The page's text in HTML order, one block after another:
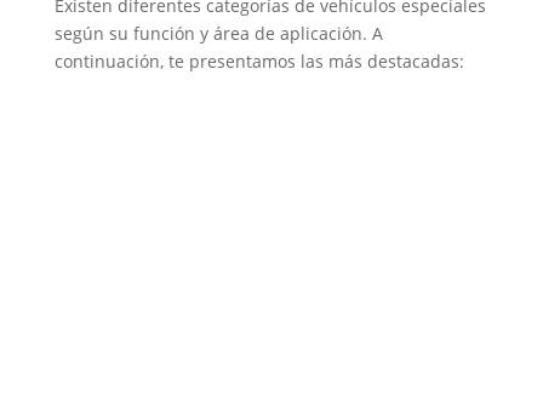
Existen diferentes categorías de vehículos especiales
según su función y área de aplicación. A
continuación, te presentamos las más destacadas: